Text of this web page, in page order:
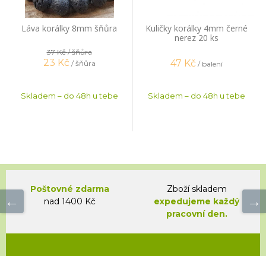
Láva korálky 8mm šňůra
37 Kč/ šňůra
23 Kč / šňůra
Skladem – do 48h u tebe
Kuličky korálky 4mm černé
nerez 20 ks
47 Kč / balení
Skladem – do 48h u tebe
Poštovné zdarma
nad 1400 Kč
Zboží skladem
expedujeme každý
pracovní den.